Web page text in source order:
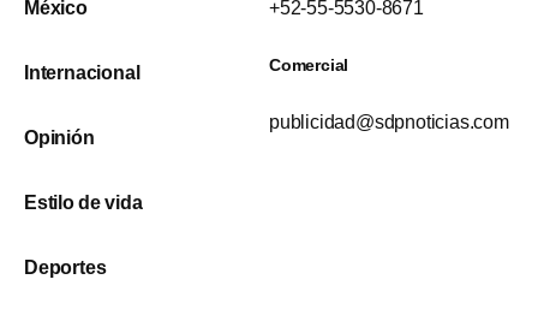
México
Internacional
Opinión
Estilo de vida
Deportes
+52-55-5530-8671
Comercial
publicidad@sdpnoticias.com